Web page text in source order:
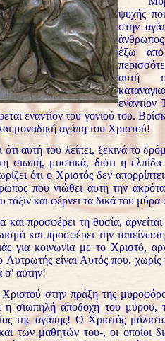
ψυχής
στην
έξω
αυτή
εναντίον
εναντίον του γονιού του.
μοναδική αγάπη του Χριστού!
αυτή του λείπει, ξεκινά το
σιωπή, μυστικά, διότι η
ότι ο Χριστός δεν
που νιώθει αυτή την
και φέρνει τα δικά του
προσφέρει τη θυσία, αρνείται
και προσφέρει την
για κοινωνία με το Χριστό,
Λυτρωτής είναι Αυτός που,
σ' αυτήν!
στην πράξη της
η σιωπηλή αποδοχή του μύρου,
της αγάπης! Ο Χριστός
των μαθητών του-, οι οποίοι